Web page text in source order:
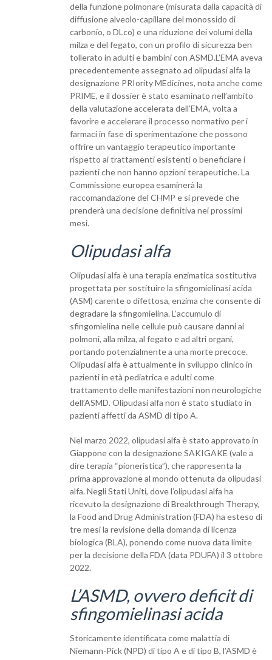
della funzione polmonare (misurata dalla capacità di
diffusione alveolo-capillare del monossido di
carbonio, o DLco) e una riduzione dei volumi della
milza e del fegato, con un profilo di sicurezza ben
tollerato in adulti e bambini con ASMD.L’EMA aveva
precedentemente assegnato ad olipudasi alfa la
designazione PRIority MEdicines, nota anche come
PRIME, e il dossier è stato esaminato nell’ambito
della valutazione accelerata dell’EMA, volta a
favorire e accelerare il processo normativo per i
farmaci in fase di sperimentazione che possono
offrire un vantaggio terapeutico importante
rispetto ai trattamenti esistenti o beneficiare i
pazienti che non hanno opzioni terapeutiche. La
Commissione europea esaminerà la
raccomandazione del CHMP e si prevede che
prenderà una decisione definitiva nei prossimi
mesi.
Olipudasi alfa
Olipudasi alfa è una terapia enzimatica sostitutiva
progettata per sostituire la sfingomielinasi acida
(ASM) carente o difettosa, enzima che consente di
degradare la sfingomielina. L’accumulo di
sfingomielina nelle cellule può causare danni ai
polmoni, alla milza, al fegato e ad altri organi,
portando potenzialmente a una morte precoce.
Olipudasi alfa è attualmente in sviluppo clinico in
pazienti in età pediatrica e adulti come
trattamento delle manifestazioni non neurologiche
dell’ASMD. Olipudasi alfa non è stato studiato in
pazienti affetti da ASMD di tipo A.
Nel marzo 2022, olipudasi alfa è stato approvato in
Giappone con la designazione SAKIGAKE (vale a
dire terapia “pioneristica”), che rappresenta la
prima approvazione al mondo ottenuta da olipudasi
alfa. Negli Stati Uniti, dove l’olipudasi alfa ha
ricevuto la designazione di Breakthrough Therapy,
la Food and Drug Administration (FDA) ha esteso di
tre mesi la revisione della domanda di licenza
biologica (BLA), ponendo come nuova data limite
per la decisione della FDA (data PDUFA) il 3 ottobre
2022.
L’ASMD, ovvero deficit di
sfingomielinasi acida
Storicamente identificata come malattia di
Niemann-Pick (NPD) di tipo A e di tipo B, l’ASMD è